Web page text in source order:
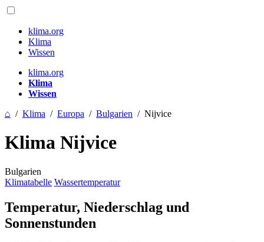
klima.org
Klima
Wissen
klima.org
Klima
Wissen
⌂ / Klima / Europa / Bulgarien / Nijvice
Klima Nijvice
Bulgarien
Klimatabelle Wassertemperatur
Temperatur, Niederschlag und
Sonnenstunden